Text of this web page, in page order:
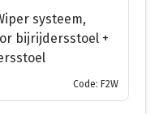
systeem,
bijrijdersstoel +
Code: F2W